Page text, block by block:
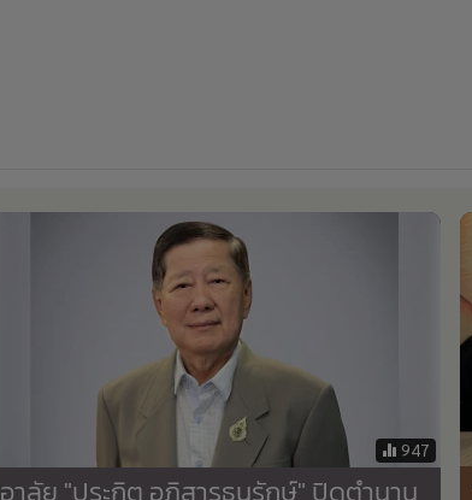
947
อาลัย "ประกิต อภิสารธนรักษ์" ปิดตำนาน